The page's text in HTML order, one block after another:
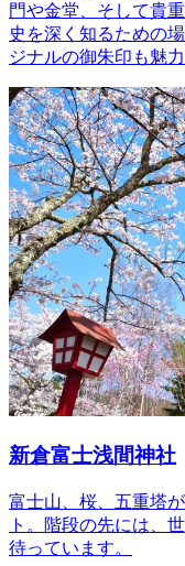
門や金堂、そして貴
史を深く知るための
ジナルの御朱印も魅
新倉富士浅間神社
富士山、桜、五重塔
ト。階段の先には、
待っています。